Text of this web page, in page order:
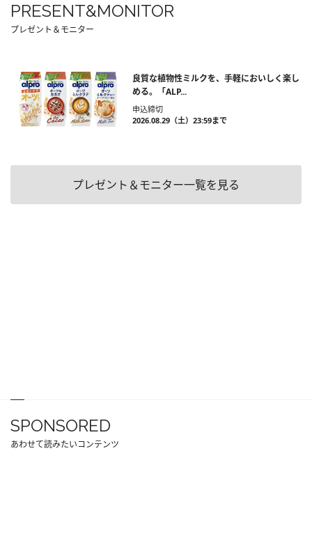
PRESENT&MONITOR
プレゼント＆モニター
良質な植物性ミルクを、手軽においしく楽し
める。「ALP...
申込締切
2026.08.29（土）23:59まで
プレゼント＆モニター一覧を見る
SPONSORED
あわせて読みたいコンテンツ